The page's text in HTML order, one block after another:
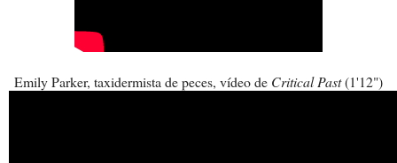
Emily Parker, taxidermista de peces, vídeo de Critical Past(1'12")